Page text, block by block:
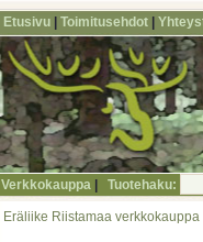
Etusivu Toimitusehdot
Verkkokauppa Tuotehaku:
Eräliike Riistamaa verkkokauppa